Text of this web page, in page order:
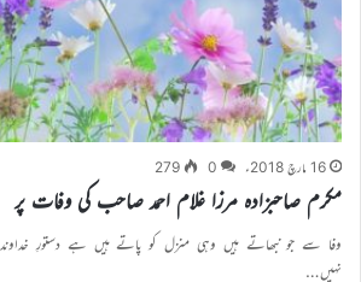
16 مارچ 2018ء 0
279
مکرم صاحبزادہ مرزا غلام احمد صاحب کی وفات پر
وفا سے جو نبھاتے ہیں وہی منزل کو پاتے ہیں ہے دستورِ
نہیں…